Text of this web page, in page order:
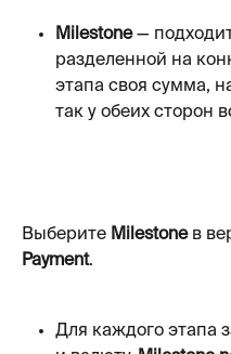
Milestone —
разделенной на
этапа своя сумма,
так у обеих сторон
Выберите Milestone в
Payment.
Для каждого этапа